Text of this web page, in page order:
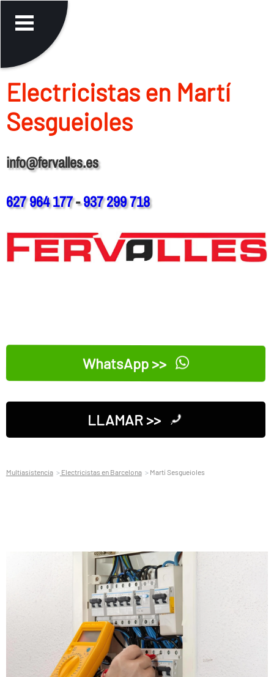
Electricistas en Martí
Sesgueioles
info@fervalles.es
627 964 177-937 299 718
WhatsApp >>
LLAMAR >>
Multiasistencia Electricistas en Barcelona Martí Sesgueioles